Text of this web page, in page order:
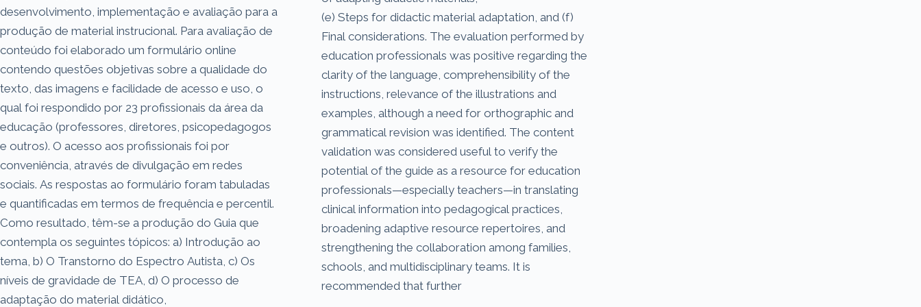
desenvolvimento, implementação e avaliação para a
produção de material instrucional. Para avaliação de
conteúdo foi elaborado um formulário online
contendo questões objetivas sobre a qualidade do
texto, das imagens e facilidade de acesso e uso, o
qual foi respondido por 23 profissionais da área da
educação (professores, diretores, psicopedagogos
e outros). O acesso aos profissionais foi por
conveniência, através de divulgação em redes
sociais. As respostas ao formulário foram tabuladas
e quantificadas em termos de frequência e percentil.
Como resultado, têm-se a produção do Guia que
contempla os seguintes tópicos: a) Introdução ao
tema, b) O Transtorno do Espectro Autista, c) Os
níveis de gravidade de TEA, d) O processo de
adaptação do material didático,
(e) Steps for didactic material adaptation, and (f)
Final considerations. The evaluation performed by
education professionals was positive regarding the
clarity of the language, comprehensibility of the
instructions, relevance of the illustrations and
examples, although a need for orthographic and
grammatical revision was identified. The content
validation was considered useful to verify the
potential of the guide as a resource for education
professionals—especially teachers—in translating
clinical information into pedagogical practices,
broadening adaptive resource repertoires, and
strengthening the collaboration among families,
schools, and multidisciplinary teams. It is
recommended that further